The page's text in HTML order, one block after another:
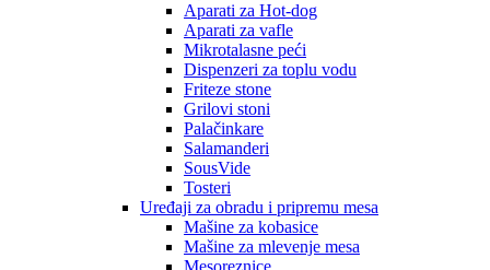
Aparati za Hot-dog
Aparati za vafle
Mikrotalasne peći
Dispenzeri za toplu vodu
Friteze stone
Grilovi stoni
Palačinkare
Salamanderi
SousVide
Tosteri
Uređaji za obradu i pripremu mesa
Mašine za kobasice
Mašine za mlevenje mesa
Mesoreznice